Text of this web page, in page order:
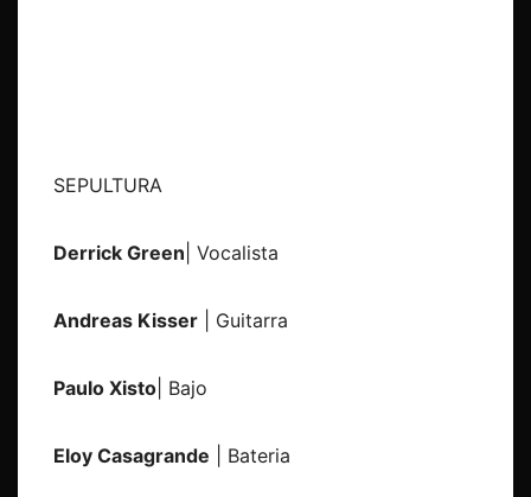
SEPULTURA
Derrick Green | Vocalista
Andreas Kisser | Guitarra
Paulo Xisto | Bajo
Eloy Casagrande | Bateria